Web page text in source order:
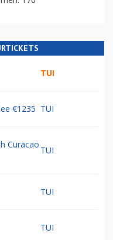
TUI
€1235 TUI
Curacao
TUI
TUI
TUI